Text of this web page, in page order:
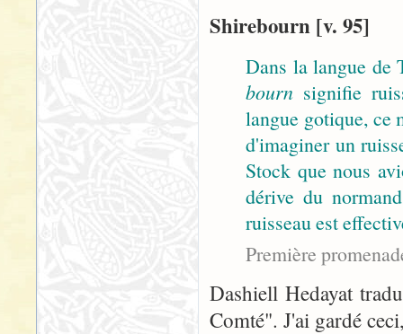
Shirebourn [v. 95]
Dans la langue de
bourn signifie
langue gotique, ce
d'imaginer un
Stock que nous
dérive du
ruisseau est
Première
Dashiell Hedayat
Comté". J'ai gardé